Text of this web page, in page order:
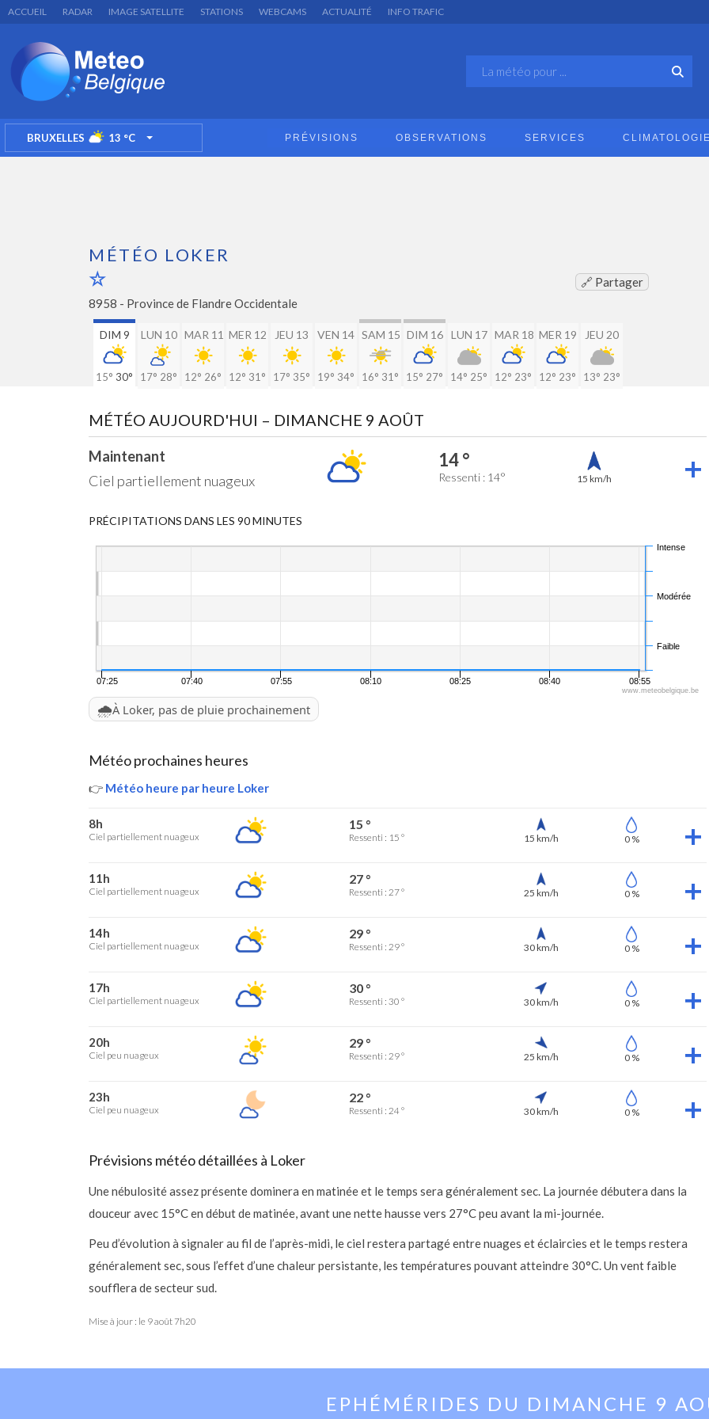
ACCUEIL RADAR IMAGE SATELLITE STATIONS WEBCAMS ACTUALITÉ INFO TRAFIC
BRUXELLES 13 °C TOGGLE DROPDOWN PRÉVISIONS OBSERVATIONS SERVICES
MÉTÉO LOKER
🔗 Partager
8958 - Province de Flandre Occidentale
DIM 9
15° 30°
LUN 10
17° 28°
MAR 11
12° 26°
MER 12
12° 31°
JEU 13
17° 35°
VEN 14
19° 34°
SAM 15
16° 31°
DIM 16
15° 27°
LUN 17
14° 25°
MAR 18
12° 23°
MER 19
12° 23°
JEU 20
13° 23°
MÉTÉO AUJOURD'HUI – DIMANCHE 9 AOÛT
Maintenant
Ciel partiellement nuageux
14 °
Ressenti : 14° 15 km/h
PRÉCIPITATIONS DANS LES 90 MINUTES
07:25 07:40 07:55 08:10 08:25 08:40 08:55
Faible
Modérée
Intense
www.meteobelgique.be
🌧️À Loker, pas de pluie prochainement
Météo prochaines heures
👉 Météo heure par heure Loker
8h
Ciel partiellement nuageux
15 °
Ressenti : 15 ° 15 km/h 0 %
11h
Ciel partiellement nuageux
27 °
Ressenti : 27 ° 25 km/h 0 %
14h
Ciel partiellement nuageux
29 °
Ressenti : 29 ° 30 km/h 0 %
17h
Ciel partiellement nuageux
30 °
Ressenti : 30 ° 30 km/h 0 %
20h
Ciel peu nuageux
29 °
Ressenti : 29 ° 25 km/h 0 %
23h
Ciel peu nuageux
22 °
Ressenti : 24 ° 30 km/h 0 %
Prévisions météo détaillées à Loker
Une nébulosité assez présente dominera en matinée et le temps sera généralement sec. La journée débutera dans la
douceur avec 15°C en début de matinée, avant une nette hausse vers 27°C peu avant la mi-journée.
Peu d’évolution à signaler au fil de l’après-midi, le ciel restera partagé entre nuages et éclaircies et le temps restera
généralement sec, sous l’effet d’une chaleur persistante, les températures pouvant atteindre 30°C. Un vent faible
soufflera de secteur sud.
Mise à jour : le 9 août 7h20
EPHÉMÉRIDES DU DIMANCHE 9